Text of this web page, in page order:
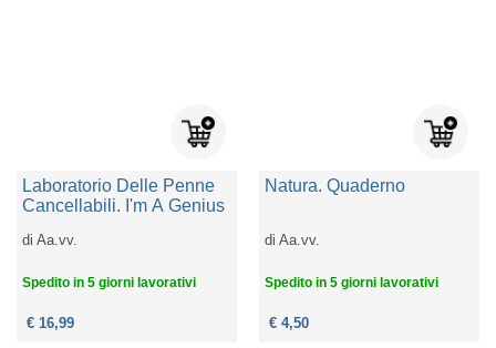
Laboratorio Delle Penne
Cancellabili. I'm A Genius
diAa.vv.
Spedito in 5 giorni lavorativi
€ 16,99
Natura. Quaderno
diAa.vv.
Spedito in 5 giorni lavorativi
€ 4,50